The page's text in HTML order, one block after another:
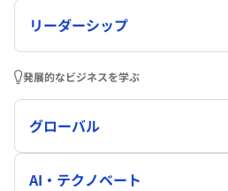
リーダーシップ
発展的なビジネスを学ぶ
グローバル
AI・テクノベート